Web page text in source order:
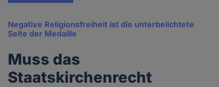
Negative Religionsfreiheit ist die unterbelichtete
Seite der Medaille
Muss das
Staatskirchenrecht